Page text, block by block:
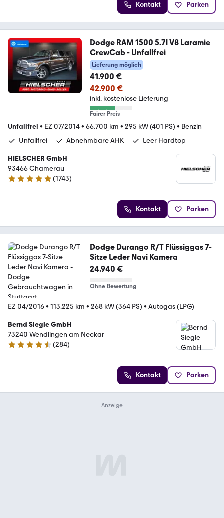
Kontakt Parken
Dodge RAM 1500 5.7l V8 Laramie
CrewCab - Unfallfrei
Lieferung möglich
41.900 €
42.900 €
inkl. kostenlose Lieferung
Fairer Preis
Unfallfrei • EZ 07/2014• 66.700 km • 295 kW (401 PS) • Benzin
Unfallfrei
Abnehmbare AHK Leer Hardtop
HIELSCHER GmbH
93466 Chamerau
4.9 Sterne
(1743)
Kontakt Parken
Dodge Durango R/T Flüssiggas 7-
Sitze Leder Navi Kamera
24.940 €
Ohne Bewertung
EZ 04/2016• 113.225 km • 268 kW (364 PS) • Autogas (LPG)
Bernd Siegle GmbH
73240 Wendlingen am Neckar
4.3 Sterne
(284)
Kontakt Parken